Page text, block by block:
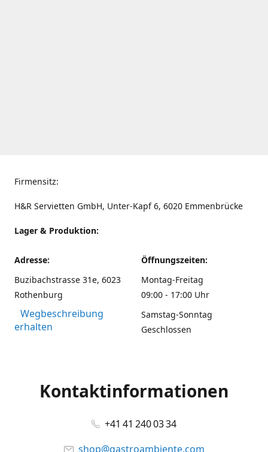
Firmensitz:
H&R Servietten GmbH, Unter-Kapf 6, 6020 Emmenbrücke
Lager & Produktion:
Adresse:
Buzibachstrasse 31e, 6023
Rothenburg
Wegbeschreibung
erhalten
Öffnungszeiten:
Montag-Freitag
09:00 - 17:00 Uhr
Samstag-Sonntag
Geschlossen
Kontaktinformationen
+41 41 240 03 34
shop@gastroambiente.com